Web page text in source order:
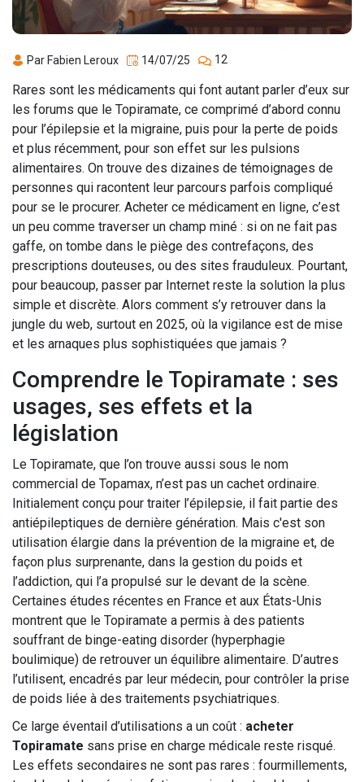
Par Fabien Leroux 14/07/25 12
Rares sont les médicaments qui font autant parler d’eux sur
les forums que le Topiramate, ce comprimé d’abord connu
pour l’épilepsie et la migraine, puis pour la perte de poids
et plus récemment, pour son effet sur les pulsions
alimentaires. On trouve des dizaines de témoignages de
personnes qui racontent leur parcours parfois compliqué
pour se le procurer. Acheter ce médicament en ligne, c’est
un peu comme traverser un champ miné : si on ne fait pas
gaffe, on tombe dans le piège des contrefaçons, des
prescriptions douteuses, ou des sites frauduleux. Pourtant,
pour beaucoup, passer par Internet reste la solution la plus
simple et discrète. Alors comment s’y retrouver dans la
jungle du web, surtout en 2025, où la vigilance est de mise
et les arnaques plus sophistiquées que jamais ?
Comprendre le Topiramate : ses
usages, ses effets et la
législation
Le Topiramate, que l’on trouve aussi sous le nom
commercial de Topamax, n’est pas un cachet ordinaire.
Initialement conçu pour traiter l’épilepsie, il fait partie des
antiépileptiques de dernière génération. Mais c'est son
utilisation élargie dans la prévention de la migraine et, de
façon plus surprenante, dans la gestion du poids et
l’addiction, qui l’a propulsé sur le devant de la scène.
Certaines études récentes en France et aux États-Unis
montrent que le Topiramate a permis à des patients
souffrant de binge-eating disorder (hyperphagie
boulimique) de retrouver un équilibre alimentaire. D’autres
l’utilisent, encadrés par leur médecin, pour contrôler la prise
de poids liée à des traitements psychiatriques.
Ce large éventail d’utilisations a un coût : acheter
Topiramate sans prise en charge médicale reste risqué.
Les effets secondaires ne sont pas rares : fourmillements,